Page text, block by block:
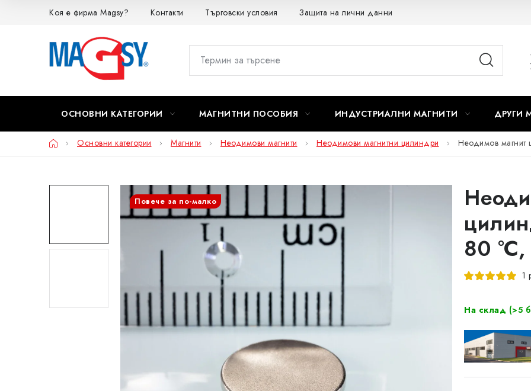
ПреминаванеКоя е фирма Magsy? Контакти Търговски условия Защита на лични данни
ОСНОВНИ КАТЕГОРИИ МАГНИТНИ ПОСОБИЯ ИНДУСТРИАЛНИ МАГНИТИ ДРУГИ
НачалоОсновни категории Магнити Неодимови магнити Неодимови магнитни цилиндри Неодимов
80
1
На склад (>5
Повече за по-малко